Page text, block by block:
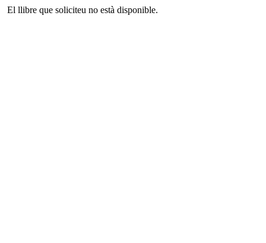
El llibre que soliciteu no està disponible.